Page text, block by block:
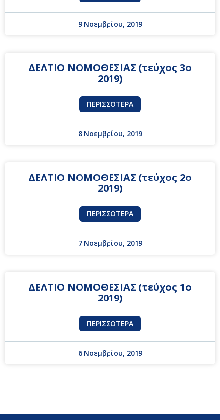
9 Νοεμβρίου, 2019
ΔΕΛΤΙΟ ΝΟΜΟΘΕΣΙΑΣ (τεύχος 3ο
2019)
ΠΕΡΙΣΣΌΤΕΡΑ
8 Νοεμβρίου, 2019
ΔΕΛΤΙΟ ΝΟΜΟΘΕΣΙΑΣ (τεύχος 2ο
2019)
ΠΕΡΙΣΣΌΤΕΡΑ
7 Νοεμβρίου, 2019
ΔΕΛΤΙΟ ΝΟΜΟΘΕΣΙΑΣ (τεύχος 1ο
2019)
ΠΕΡΙΣΣΌΤΕΡΑ
6 Νοεμβρίου, 2019